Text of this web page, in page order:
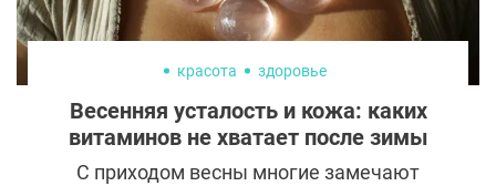
операцией. О нем мы сегодня и
расскажем.
красота здоровье
Весенняя усталость и кожа: каких
витаминов не хватает после зимы
С приходом весны многие замечают